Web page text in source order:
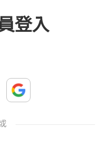
登入